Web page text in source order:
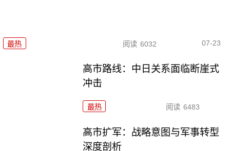
最热 阅读 6032 07-23
高市路线：中日关系面临断崖式
冲击
最热 阅读 6483
高市扩军：战略意图与军事转型
深度剖析